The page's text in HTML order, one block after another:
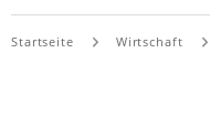
Startseite Wirtschaft